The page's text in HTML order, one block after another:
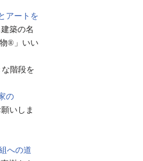
アートを
築の名
®︎」いい
階段を
の
いしま
への道